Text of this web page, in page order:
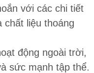
với các chi tiết
chất liệu thoáng
động ngoài trời,
sức mạnh tập thể.